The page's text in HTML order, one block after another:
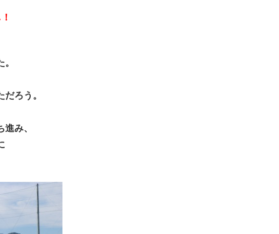
ろう。
み、